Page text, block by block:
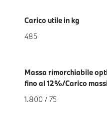
Carico utile in kg
485
Massa rimorchiabile
fino al 12%/Carico
1.800 / 75